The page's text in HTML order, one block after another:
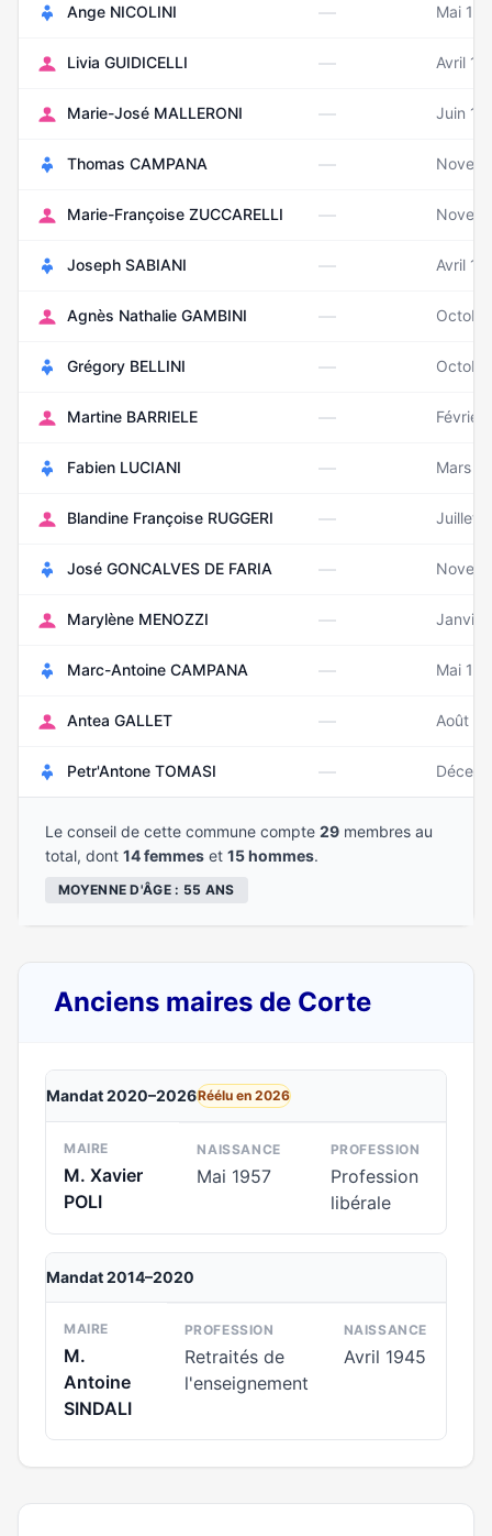
Ange NICOLINI — Mai
Livia GUIDICELLI — Avril
Marie-José MALLERONI — Juin
Thomas CAMPANA —
Marie-Françoise ZUCCARELLI —
Joseph SABIANI — Avril
Agnès Nathalie GAMBINI —
Grégory BELLINI —
Martine BARRIELE — Février
Fabien LUCIANI — Mars
Blandine Françoise RUGGERI — Juillet
José GONCALVES DE FARIA —
Marylène MENOZZI — Janvier
Marc-Antoine CAMPANA — Mai
Antea GALLET — Août
Petr'Antone TOMASI —
Le conseil de cette commune compte 29 membres au
total, dont 14 femmes et 15 hommes.
MOYENNE D'ÂGE : 55 ANS
Anciens maires de Corte
Mandat 2020–2026Réélu en 2026
MAIRE
M. Xavier
POLI
NAISSANCE
Mai 1957
PROFESSION
Profession
libérale
Mandat 2014–2020
MAIRE
M.
Antoine
SINDALI
PROFESSION
Retraités de
l'enseignement
NAISSANCE
Avril 1945